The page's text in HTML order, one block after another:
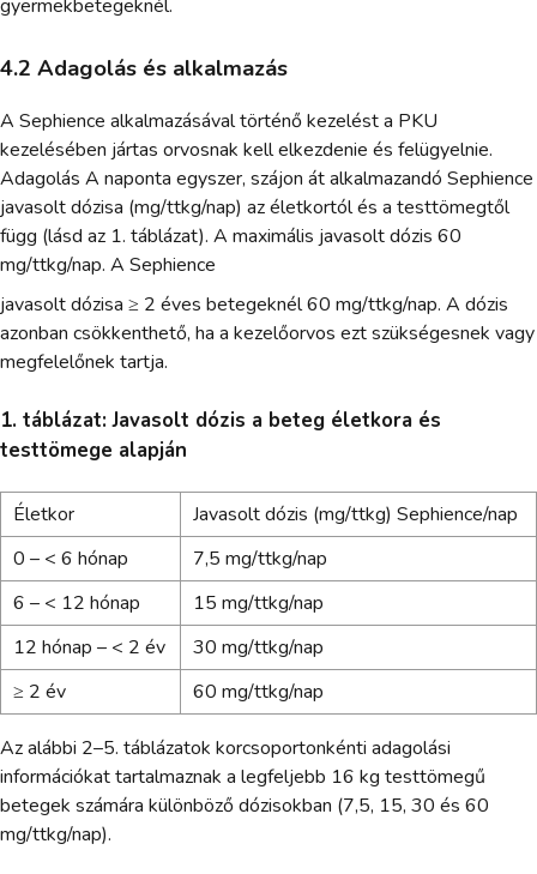
gyermekbetegeknél.
4.2 Adagolás és alkalmazás
A Sephience alkalmazásával történő kezelést a PKU
kezelésében jártas orvosnak kell elkezdenie és felügyelnie.
Adagolás A naponta egyszer, szájon át alkalmazandó Sephience
javasolt dózisa (mg/ttkg/nap) az életkortól és a testtömegtől
függ (lásd az 1. táblázat). A maximális javasolt dózis 60
mg/ttkg/nap. A Sephience
javasolt dózisa ≥ 2 éves betegeknél 60 mg/ttkg/nap. A dózis
azonban csökkenthető, ha a kezelőorvos ezt szükségesnek vagy
megfelelőnek tartja.
1. táblázat: Javasolt dózis a beteg életkora és
testtömege alapján
Életkor
Javasolt dózis (mg/ttkg) Sephience/nap
0 – < 6 hónap
7,5 mg/ttkg/nap
6 – < 12 hónap
15 mg/ttkg/nap
12 hónap – < 2 év
30 mg/ttkg/nap
≥ 2 év
60 mg/ttkg/nap
Az alábbi 2–5. táblázatok korcsoportonkénti adagolási
információkat tartalmaznak a legfeljebb 16 kg testtömegű
betegek számára különböző dózisokban (7,5, 15, 30 és 60
mg/ttkg/nap).